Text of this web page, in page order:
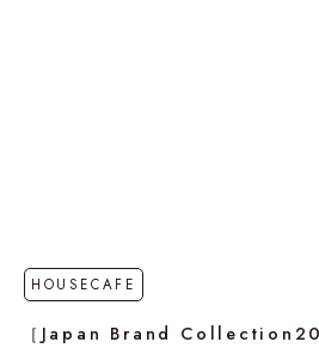
HOUSECAFE
［Japan Brand